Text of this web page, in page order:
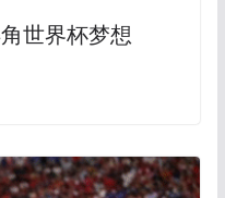
世界杯梦想